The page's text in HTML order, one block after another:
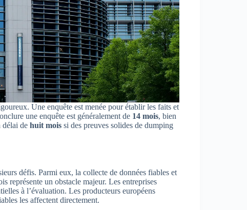
Une enquête est menée pour établir les faits et
une enquête est généralement de 14 mois, bien
délai de huit mois si des preuves solides de dumping
défis. Parmi eux, la collecte de données fiables et
représente un obstacle majeur. Les entreprises
à l’évaluation. Les producteurs européens
les affectent directement.